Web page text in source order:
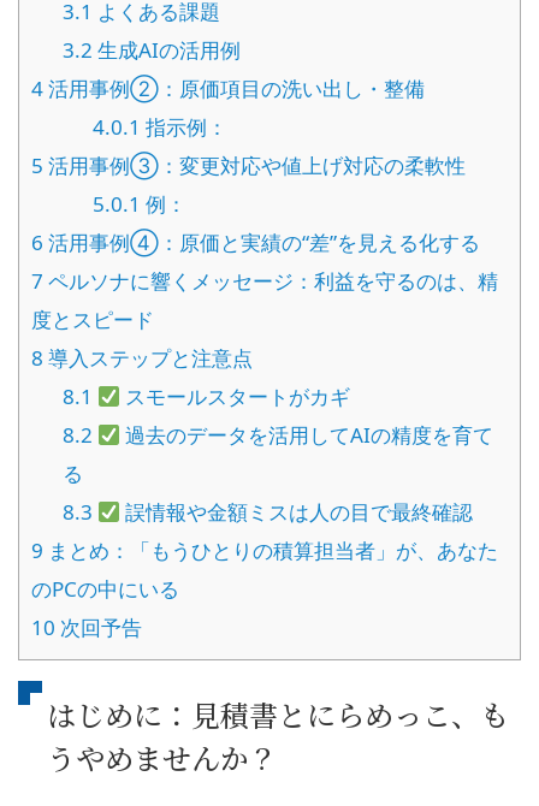
3.1 よくある課題
3.2 生成AIの活用例
4活用事例②：原価項目の洗い出し・整備
4.0.1 指示例：
5 活用事例③：変更対応や値上げ対応の柔軟性
5.0.1 例：
6 活用事例④：原価と実績の“差”を見える化する
7 ペルソナに響くメッセージ：利益を守るのは、精
度とスピード
8 導入ステップと注意点
8.1
スモールスタートがカギ
8.2
過去のデータを活用してAIの精度を育て
る
8.3
誤情報や金額ミスは人の目で最終確認
9 まとめ：「もうひとりの積算担当者」が、あなた
のPCの中にいる
10 次回予告
はじめに：見積書とにらめっこ、も
うやめませんか？